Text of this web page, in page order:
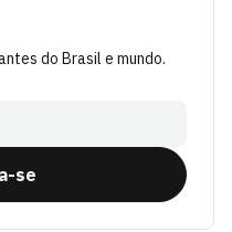
do Brasil e mundo.
se